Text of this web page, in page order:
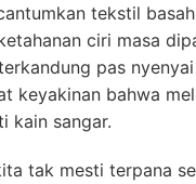
tekstil
ciri masa
pas
keyakinan bahwa
kain sangar.
tak mesti terpana